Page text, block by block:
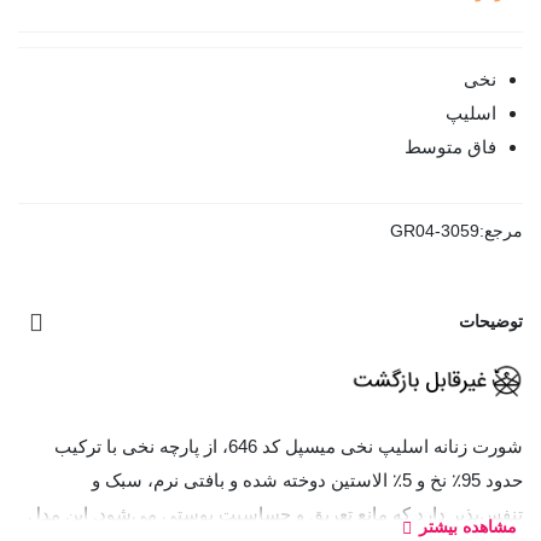
نخی
اسلیپ
فاق متوسط
مرجع:GR04-3059
توضیحات
شورت زنانه اسلیپ نخی میسپل کد 646، از پارچه نخی با ترکیب
حدود 95٪ نخ و 5٪ الاستین دوخته شده و بافتی نرم، سبک و
تنفس‌پذیر دارد که مانع تعریق و حساسیت پوستی می‌شود. این مدل
مشاهده بیشتر